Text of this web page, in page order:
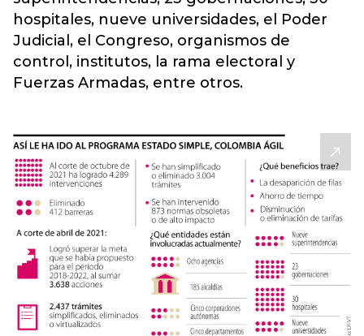
hospitales, nueve universidades, el Poder
Judicial, el Congreso, organismos de
control, institutos, la rama electoral y
Fuerzas Armadas, entre otros.